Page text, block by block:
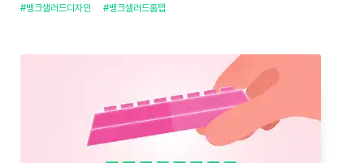
#뱅크샐러드디자인 #뱅크샐러드홈탭